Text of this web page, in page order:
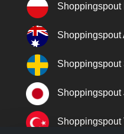
Shoppingspout
Shoppingspout
Shoppingspout
Shoppingspout
Shoppingspout